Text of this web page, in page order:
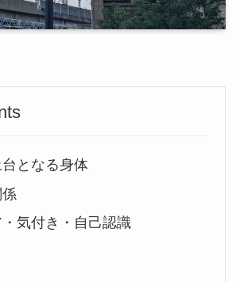
となる身体
気付き・自己認識